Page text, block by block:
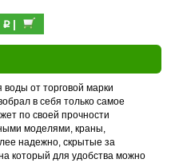
p|
от торговой марки
в себя только самое
по своей прочности
моделями, краны,
надежно, скрытые за
который для удобства можно